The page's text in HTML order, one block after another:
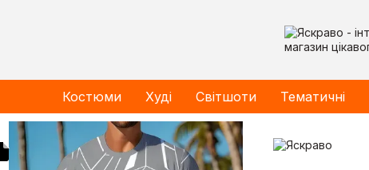
Костюми Худі Світшоти Тематичні